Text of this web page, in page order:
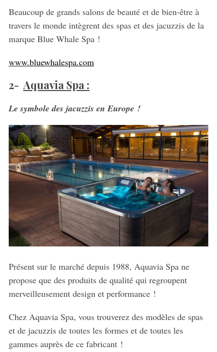
Beaucoup de grands salons de beauté et de bien-être à
travers le monde intègrent des spas et des jacuzzis de la
marque Blue Whale Spa !
www.bluewhalespa.com
2- Aquavia Spa :
Le symbole des jacuzzis en Europe !
Présent sur le marché depuis 1988, Aquavia Spa ne
propose que des produits de qualité qui regroupent
merveilleusement design et performance !
Chez Aquavia Spa, vous trouverez des modèles de spas
et de jacuzzis de toutes les formes et de toutes les
gammes auprès de ce fabricant !